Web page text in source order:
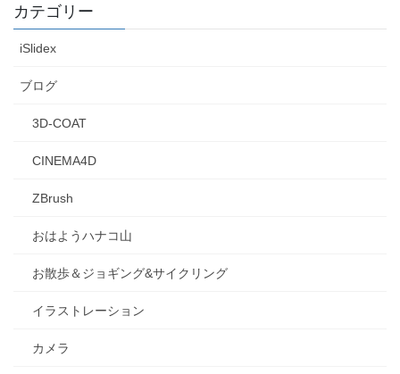
カテゴリー
iSlidex
ブログ
3D-COAT
CINEMA4D
ZBrush
おはようハナコ山
お散歩＆ジョギング&サイクリング
イラストレーション
カメラ